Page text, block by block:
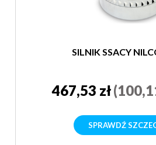
SILNIK SSACY
467,53 zł
SPRAWDŹ